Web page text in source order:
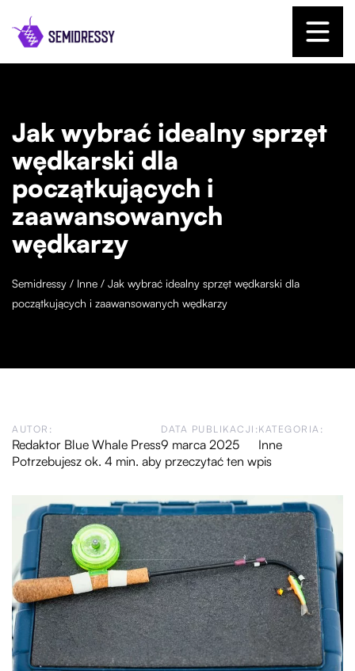
Jak wybrać idealny sprzęt
wędkarski dla
początkujących i
zaawansowanych
wędkarzy
Semidressy / Inne / Jak wybrać idealny sprzęt wędkarski dla
początkujących i zaawansowanych wędkarzy
AUTOR:
Redaktor Blue Whale Press
DATA PUBLIKACJI:
9 marca 2025
KATEGORIA:
Inne
Potrzebujesz ok. 4 min. aby przeczytać ten wpis